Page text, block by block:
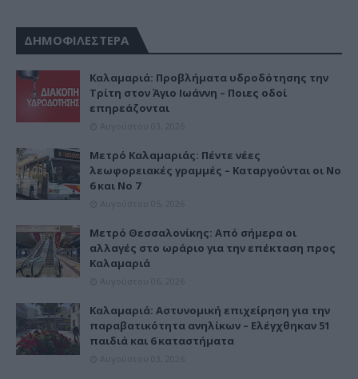
ΔΗΜΟΦΙΛΕΣΤΕΡΑ
Καλαμαριά: Προβλήματα υδροδότησης την
Τρίτη στον Άγιο Ιωάννη – Ποιες οδοί
επηρεάζονται
Μετρό Καλαμαριάς: Πέντε νέες
λεωφορειακές γραμμές – Καταργούνται οι Νο
6 και Νο 7
Μετρό Θεσσαλονίκης: Από σήμερα οι
αλλαγές στο ωράριο για την επέκταση προς
Καλαμαριά
Καλαμαριά: Αστυνομική επιχείρηση για την
παραβατικότητα ανηλίκων – Ελέγχθηκαν 51
παιδιά και 6 καταστήματα